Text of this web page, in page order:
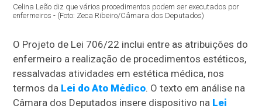
Celina Leão diz que vários procedimentos podem ser executados por
enfermeiros - (Foto: Zeca Ribeiro/Câmara dos Deputados)
O Projeto de Lei 706/22 inclui entre as atribuições do
enfermeiro a realização de procedimentos estéticos,
ressalvadas atividades em estética médica, nos
termos da Lei do Ato Médico. O texto em análise na
Câmara dos Deputados insere dispositivo na Lei